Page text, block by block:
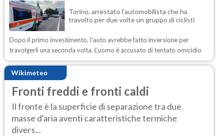
Torino, arrestato l'automobilista che ha
travolto per due volte un gruppo di ciclisti
Dopo il primo investimento, l'auto avrebbe fatto inversione per
travolgerli una seconda volta. L'uomo è accusato di tentato omicidio
Wikimeteo
Fronti freddi e fronti caldi
Il fronte è la superficie di separazione tra due
masse d'aria aventi caratteristiche termiche
divers...